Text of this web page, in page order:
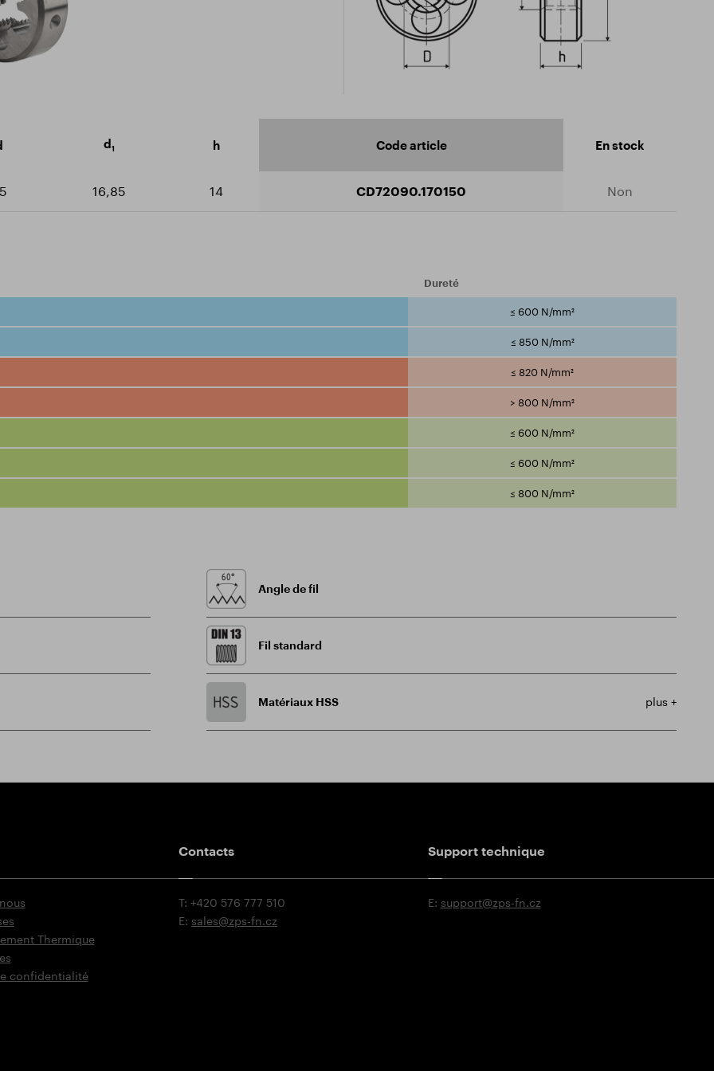
ISO 9001:2015
le catalogue
d1 h Code article En stock
16,85 14 CD72090.170150 Non
Dureté
≤ 600 N/mm²
≤ 850 N/mm²
≤ 820 N/mm²
> 800 N/mm²
≤ 600 N/mm²
≤ 600 N/mm²
≤ 800 N/mm²
Angle de fil
Fil standard
Matériaux HSS plus +
Thermique
confidentialité
Contacts
T: +420 576 777 510
E: sales@zps-fn.cz
Support technique
E: support@zps-fn.cz